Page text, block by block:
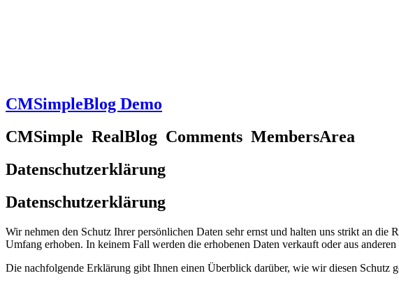
CMSimpleBlog Demo
CMSimple RealBlog Comments MembersArea
Datenschutzerklärung
Datenschutzerklärung
Wir nehmen den Schutz Ihrer persönlichen Daten sehr ernst und halten uns strikt an die
Umfang erhoben. In keinem Fall werden die erhobenen Daten verkauft oder aus
Die nachfolgende Erklärung gibt Ihnen einen Überblick darüber, wie wir diesen